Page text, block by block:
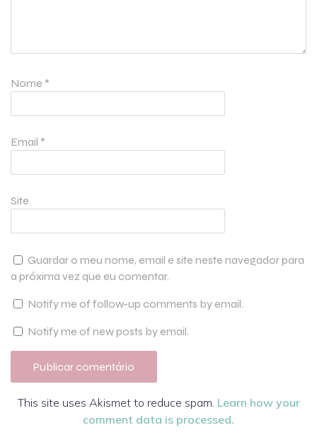
Nome *
Email *
Site
Guardar o meu nome, email e site neste navegador para
a próxima vez que eu comentar.
Notify me of follow-up comments by email.
Notify me of new posts by email.
This site uses Akismet to reduce spam. Learn how your
comment data is processed.